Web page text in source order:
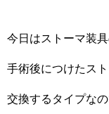
今日はストーマ装具
手術後につけたス
交換するタイプな